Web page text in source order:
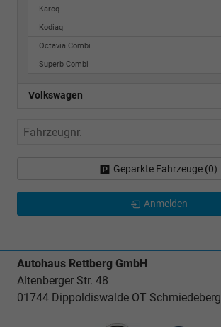
Karoq
Kodiaq
Octavia Combi
Superb Combi
Volkswagen
Fahrzeugnr.
Geparkte Fahrzeuge (0)
Anmelden
Autohaus Rettberg GmbH
Altenberger Str. 48
01744 Dippoldiswalde OT Schmiedeberg